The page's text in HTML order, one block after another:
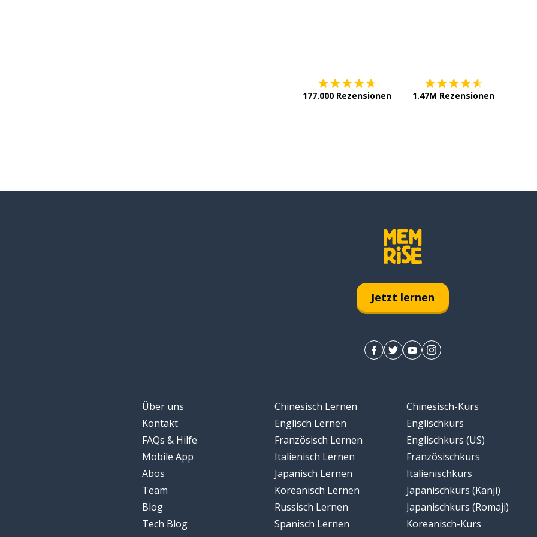
177.000 Rezensionen 1.47M Rezensionen
Jetzt lernen
Über uns
Kontakt
FAQs & Hilfe
Mobile App
Abos
Team
Blog
Tech Blog
Chinesisch Lernen
Englisch Lernen
Französisch Lernen
Italienisch Lernen
Japanisch Lernen
Koreanisch Lernen
Russisch Lernen
Spanisch Lernen
Chinesisch-Kurs
Englischkurs
Englischkurs (US)
Französischkurs
Italienischkurs
Japanischkurs (Kanji)
Japanischkurs (Romaji)
Koreanisch-Kurs